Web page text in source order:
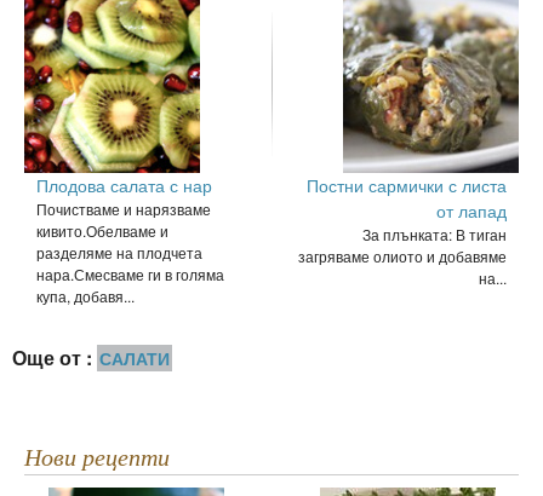
Плодова салата с нар
Почистваме и нарязваме
кивито.Обелваме и
разделяме на плодчета
нара.Смесваме ги в голяма
купа, добавя...
Постни сармички с листа
от лапад
За плънката: В тиган
загряваме олиото и добавяме
на...
Още от : САЛАТИ
Нови рецепти